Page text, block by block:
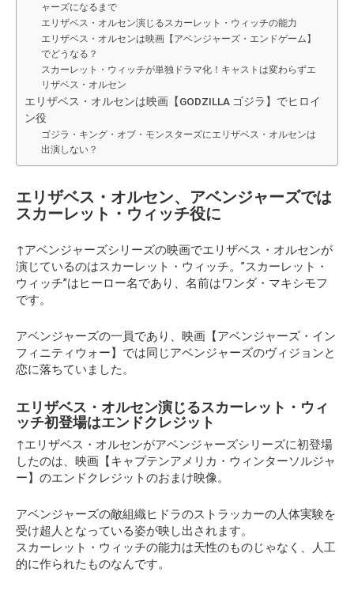
ャーズになるまで
エリザベス・オルセン演じるスカーレット・ウィッチの能力
エリザベス・オルセンは映画【アベンジャーズ・エンドゲーム】
でどうなる？
スカーレット・ウィッチが単独ドラマ化！キャストは変わらずエ
リザベス・オルセン
エリザベス・オルセンは映画【GODZILLA ゴジラ】でヒロイ
ン役
ゴジラ・キング・オブ・モンスターズにエリザベス・オルセンは
出演しない？
エリザベス・オルセン、アベンジャーズでは
スカーレット・ウィッチ役に
↑アベンジャーズシリーズの映画でエリザベス・オルセンが
演じているのはスカーレット・ウィッチ。”スカーレット・
ウィッチ”はヒーロー名であり、名前はワンダ・マキシモフ
です。
アベンジャーズの一員であり、映画【アベンジャーズ・イン
フィニティウォー】では同じアベンジャーズのヴィジョンと
恋に落ちていました。
エリザベス・オルセン演じるスカーレット・ウィ
ッチ初登場はエンドクレジット
↑エリザベス・オルセンがアベンジャーズシリーズに初登場
したのは、映画【キャプテンアメリカ・ウィンターソルジャ
ー】のエンドクレジットのおまけ映像。
アベンジャーズの敵組織ヒドラのストラッカーの人体実験を
受け超人となっている姿が映し出されます。
スカーレット・ウィッチの能力は天性のものじゃなく、人工
的に作られたものなんです。